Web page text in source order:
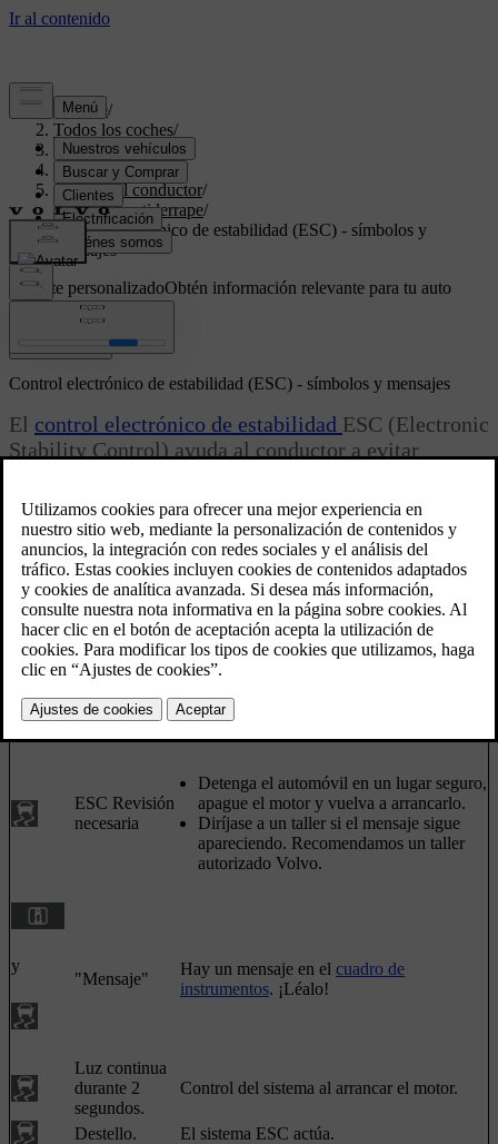
Soporte/
Todos los coches/
V70 2016 /
Manual de usuario
Apoyo del conductor/
Sistema antiderrape/
Control electrónico de estabilidad (ESC) - símbolos y
mensajes
Soporte personalizadoObtén información relevante para tu auto
específico.
Actualizado 08/06/2023
Control electrónico de estabilidad (ESC) - símbolos y mensajes
El control electrónico de estabilidad ESC (Electronic
Stability Control) ayuda al conductor a evitar
Tabla
Símbolo Mensaje Significado
ESC
Desactivado
temporalmente
Se ha reducido temporalmente la capacidad
del sistema ESC debido a que la
temperatura de los discos de freno es muy
alta. El sistema vuelve a activarse
automáticamente cuando se hayan enfriado
los frenos.
ESC Revisión
necesaria
El sistema ESC no funciona.
Detenga el automóvil en un lugar seguro,
apague el motor y vuelva a arrancarlo.
Diríjase a un taller si el mensaje sigue
apareciendo. Recomendamos un taller
autorizado Volvo.
y
"Mensaje"
Hay un mensaje en el cuadro de
instrumentos. ¡Léalo!
Luz continua
durante 2
segundos.
Control del sistema al arrancar el motor.
Destello. El sistema ESC actúa.